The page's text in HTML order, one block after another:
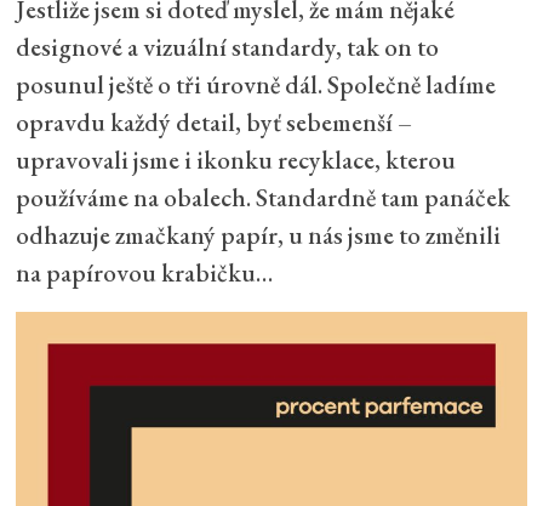
Jestliže jsem si doteď myslel, že mám nějaké
designové a vizuální standardy, tak on to
posunul ještě o tři úrovně dál. Společně ladíme
opravdu každý detail, byť sebemenší –
upravovali jsme i ikonku recyklace, kterou
používáme na obalech. Standardně tam panáček
odhazuje zmačkaný papír, u nás jsme to změnili
na papírovou krabičku…